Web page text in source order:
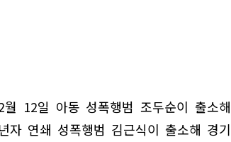
12일 아동 성폭행범 조두순이 출소해
연쇄 성폭행범 김근식이 출소해 경기